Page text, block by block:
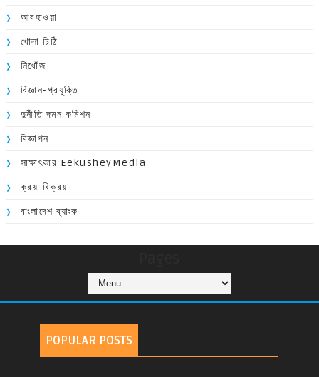
আবহাওয়া
খোলা চিঠি
নিখোঁজ
বিজ্ঞান-প্রযুক্তি
দুর্নীতি দমন কমিশন
বিজ্ঞাপন
সাক্ষাৎকার EekusheyMedia
ক্রয়-বিক্রয়
বাংলাদেশ ব্যাংক
POPULAR POSTS